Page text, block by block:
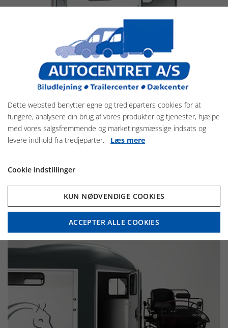
Gold Touring XL
Dette websted benytter egne og tredjeparters cookies for at
fungere, analysere din brug af vores produkter og tjenester, hjælpe
med vores salgsfremmende og marketingsmæssige indsats og
levere indhold fra tredjeparter. Læs mere
Cookie indstillinger
KUN NØDVENDIGE COOKIES
ACCEPTER ALLE COOKIES